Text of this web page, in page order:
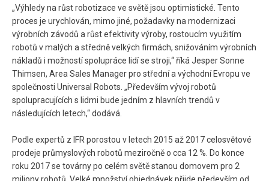
„Výhledy na růst robotizace ve světě jsou optimistické. Tento
proces je urychlován, mimo jiné, požadavky na modernizaci
výrobních závodů a růst efektivity výroby, rostoucím využitím
robotů v malých a středně velkých firmách, snižováním výrobních
nákladů i možností spolupráce lidí se stroji,“ říká Jesper Sonne
Thimsen, Area Sales Manager pro střední a východní Evropu ve
společnosti Universal Robots. „Především vývoj robotů
spolupracujících s lidmi bude jedním z hlavních trendů v
následujících letech,“ dodává.
Podle expertů z IFR porostou v letech 2015 až 2017 celosvětové
prodeje průmyslových robotů meziročně o cca 12 %. Do konce
roku 2017 se továrny po celém světě stanou domovem pro 2